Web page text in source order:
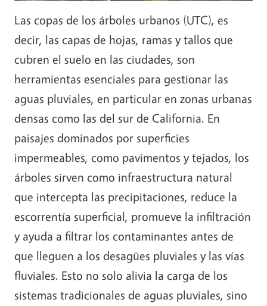
Las copas de los árboles urbanos (UTC), es
decir, las capas de hojas, ramas y tallos que
cubren el suelo en las ciudades, son
herramientas esenciales para gestionar las
aguas pluviales, en particular en zonas urbanas
densas como las del sur de California. En
paisajes dominados por superficies
impermeables, como pavimentos y tejados, los
árboles sirven como infraestructura natural
que intercepta las precipitaciones, reduce la
escorrentía superficial, promueve la infiltración
y ayuda a filtrar los contaminantes antes de
que lleguen a los desagües pluviales y las vías
fluviales. Esto no solo alivia la carga de los
sistemas tradicionales de aguas pluviales, sino